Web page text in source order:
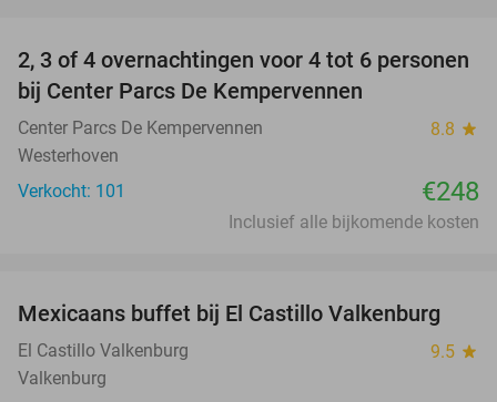
2, 3 of 4 overnachtingen voor 4 tot 6 personen
bij Center Parcs De Kempervennen
Center Parcs De Kempervennen 8.8 star
Westerhoven
Verkocht: 101
€248
Inclusief alle bijkomende kosten
24%
Mexicaans buffet bij El Castillo Valkenburg
El Castillo Valkenburg 9.5 star
Valkenburg